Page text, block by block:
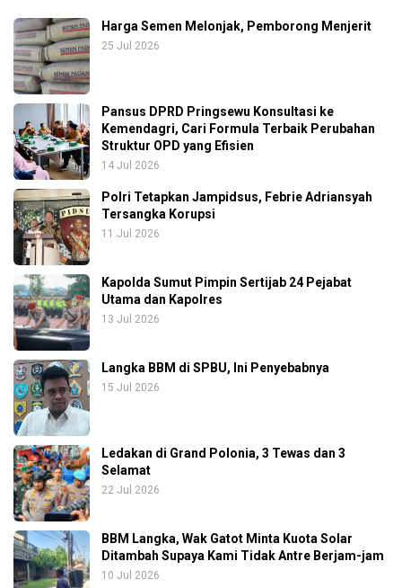
Harga Semen Melonjak, Pemborong Menjerit
25 Jul 2026
Pansus DPRD Pringsewu Konsultasi ke
Kemendagri, Cari Formula Terbaik Perubahan
Struktur OPD yang Efisien
14 Jul 2026
Polri Tetapkan Jampidsus, Febrie Adriansyah
Tersangka Korupsi
11 Jul 2026
Kapolda Sumut Pimpin Sertijab 24 Pejabat
Utama dan Kapolres
13 Jul 2026
Langka BBM di SPBU, Ini Penyebabnya
15 Jul 2026
Ledakan di Grand Polonia, 3 Tewas dan 3
Selamat
22 Jul 2026
BBM Langka, Wak Gatot Minta Kuota Solar
Ditambah Supaya Kami Tidak Antre Berjam-jam
10 Jul 2026